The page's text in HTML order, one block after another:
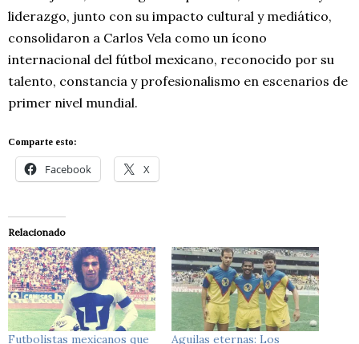
liderazgo, junto con su impacto cultural y mediático,
consolidaron a Carlos Vela como un ícono
internacional del fútbol mexicano, reconocido por su
talento, constancia y profesionalismo en escenarios de
primer nivel mundial.
Comparte esto:
Facebook X
Relacionado
Futbolistas mexicanos que
Aguilas eternas: Los